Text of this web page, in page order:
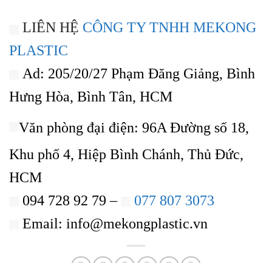
LIÊN HỆ CÔNG TY TNHH MEKONG
PLASTIC
Ad: 205/20/27 Phạm Đăng Giảng, Bình
Hưng Hòa, Bình Tân, HCM
Văn phòng đại điện: 96A Đường số 18,
Khu phố 4, Hiệp Bình Chánh, Thủ Đức,
HCM
094 728 92 79 –
077 807 3073
Email: info@mekongplastic.vn